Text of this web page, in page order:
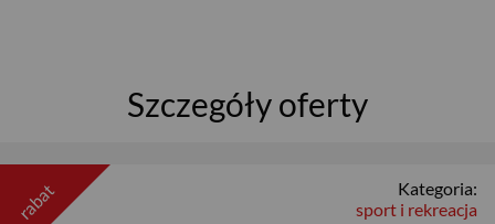
Szczegóły oferty
rabat
Kategoria:
sport i rekreacja